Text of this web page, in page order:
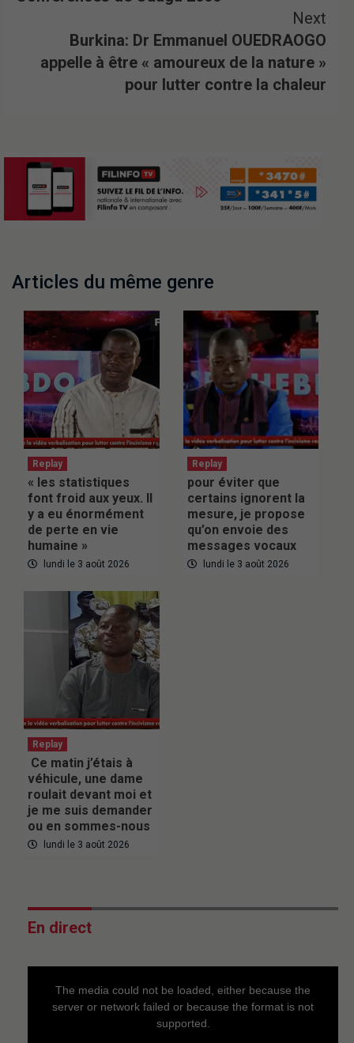
Next
Burkina: Dr Emmanuel OUEDRAOGO
appelle à être « amoureux de la nature »
pour lutter contre la chaleur
Articles du même genre
Replay
« les statistiques
font froid aux yeux. Il
y a eu énormément
de perte en vie
humaine »
lundi le 3 août 2026
Replay
pour éviter que
certains ignorent la
mesure, je propose
qu’on envoie des
messages vocaux
lundi le 3 août 2026
Replay
Ce matin j’étais à
véhicule, une dame
roulait devant moi et
je me suis demander
ou en sommes-nous
lundi le 3 août 2026
En direct
The media could not be loaded, either because the
server or network failed or because the format is not
supported.